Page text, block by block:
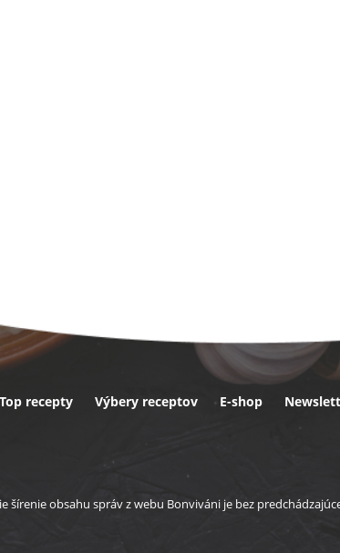
Top recepty Výbery receptov E-shop
obsahu správ z webu Bonviváni je bez